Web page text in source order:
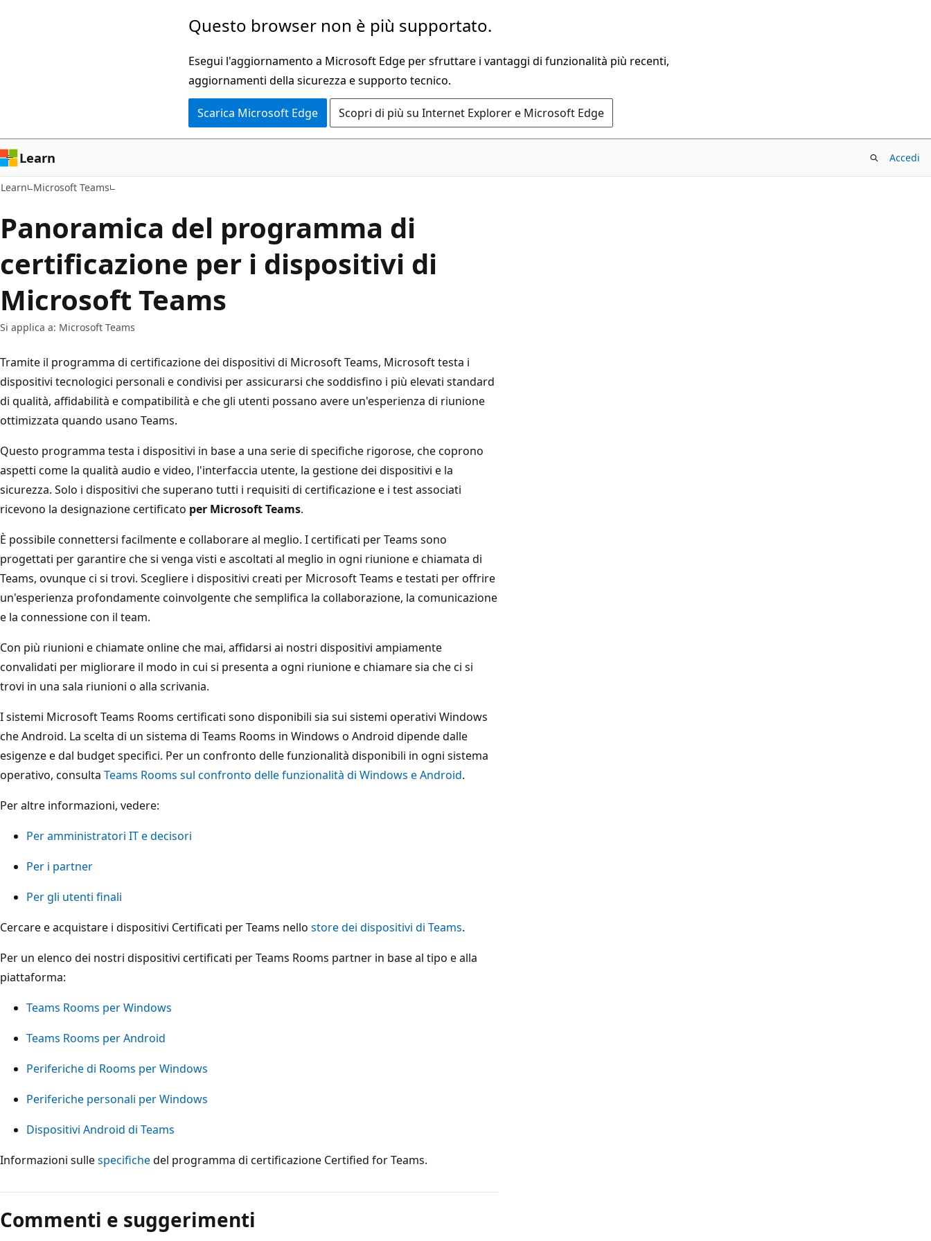
Questo browser non è più supportato.
Esegui l'aggiornamento a Microsoft Edge per sfruttare i vantaggi di funzionalità più recenti,
aggiornamenti della sicurezza e supporto tecnico.
Scarica Microsoft Edge Scopri di più su Internet Explorer e Microsoft Edge
Learn Accedi
Learn Microsoft Teams
Panoramica del programma di
certificazione per i dispositivi di
Microsoft Teams
Si applica a: Microsoft Teams
Tramite il programma di certificazione dei dispositivi di Microsoft Teams, Microsoft testa i
dispositivi tecnologici personali e condivisi per assicurarsi che soddisfino i più elevati standard
di qualità, affidabilità e compatibilità e che gli utenti possano avere un'esperienza di riunione
ottimizzata quando usano Teams.
Questo programma testa i dispositivi in base a una serie di specifiche rigorose, che coprono
aspetti come la qualità audio e video, l'interfaccia utente, la gestione dei dispositivi e la
sicurezza. Solo i dispositivi che superano tutti i requisiti di certificazione e i test associati
ricevono la designazione certificato per Microsoft Teams.
È possibile connettersi facilmente e collaborare al meglio. I certificati per Teams sono
progettati per garantire che si venga visti e ascoltati al meglio in ogni riunione e chiamata di
Teams, ovunque ci si trovi. Scegliere i dispositivi creati per Microsoft Teams e testati per offrire
un'esperienza profondamente coinvolgente che semplifica la collaborazione, la comunicazione
e la connessione con il team.
Con più riunioni e chiamate online che mai, affidarsi ai nostri dispositivi ampiamente
convalidati per migliorare il modo in cui si presenta a ogni riunione e chiamare sia che ci si
trovi in una sala riunioni o alla scrivania.
I sistemi Microsoft Teams Rooms certificati sono disponibili sia sui sistemi operativi Windows
che Android. La scelta di un sistema di Teams Rooms in Windows o Android dipende dalle
esigenze e dal budget specifici. Per un confronto delle funzionalità disponibili in ogni sistema
operativo, consulta Teams Rooms sul confronto delle funzionalità di Windows e Android.
Per altre informazioni, vedere:
Per amministratori IT e decisori
Per i partner
Per gli utenti finali
Cercare e acquistare i dispositivi Certificati per Teams nello store dei dispositivi di Teams.
Per un elenco dei nostri dispositivi certificati per Teams Rooms partner in base al tipo e alla
piattaforma:
Teams Rooms per Windows
Teams Rooms per Android
Periferiche di Rooms per Windows
Periferiche personali per Windows
Dispositivi Android di Teams
Informazioni sullespecifichedel programma di certificazione Certified for Teams.
di
lettura
Commenti e suggerimenti